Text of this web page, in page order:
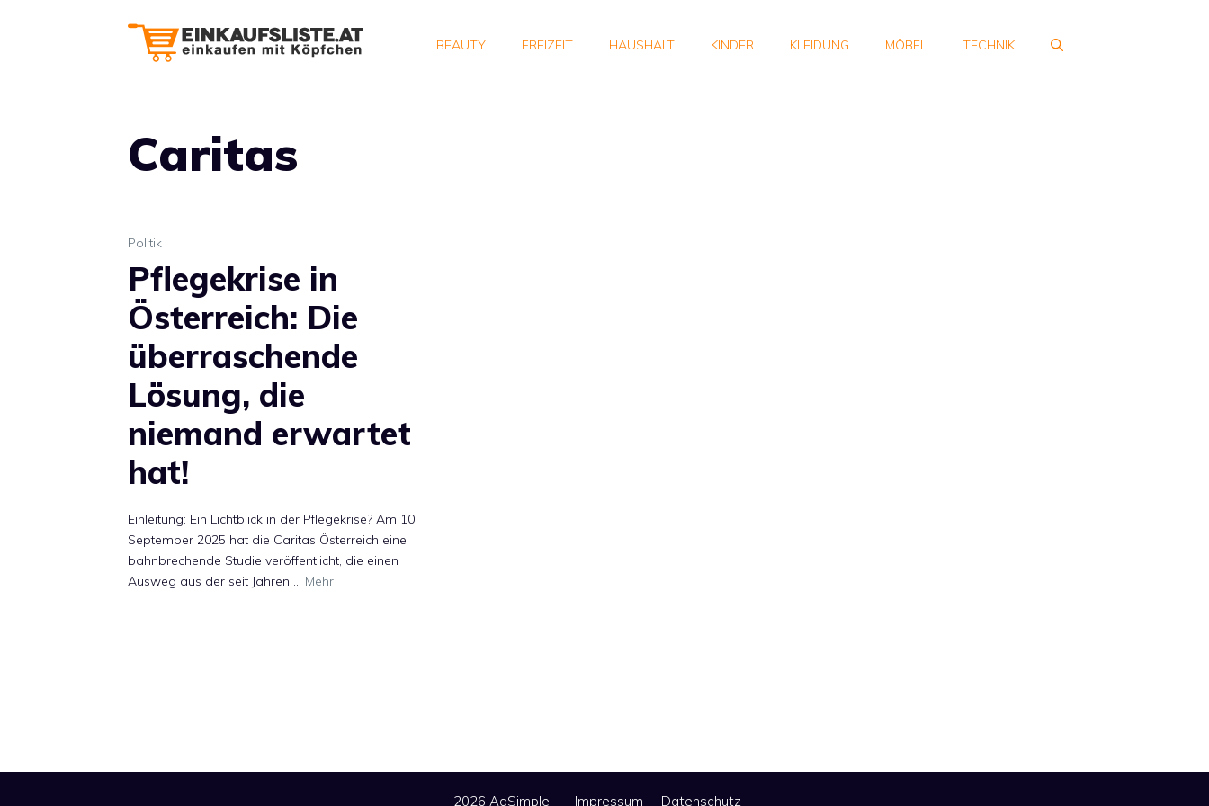
BEAUTY FREIZEIT HAUSHALT KINDER KLEIDUNG MÖBEL TECHNIK
Caritas
Politik
Pflegekrise in
Österreich: Die
überraschende
Lösung, die
niemand erwartet
hat!
Einleitung: Ein Lichtblick in der Pflegekrise? Am 10.
September 2025 hat die Caritas Österreich eine
bahnbrechende Studie veröffentlicht, die einen
Ausweg aus der seit Jahren … Mehr
2026 AdSimple Impressum Datenschutz